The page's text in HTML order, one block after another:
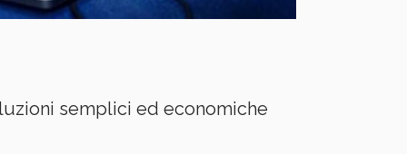
semplici ed economiche